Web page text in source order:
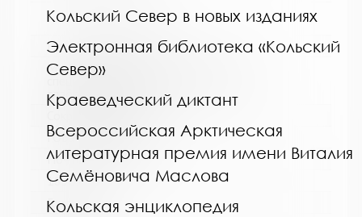
Кольский Север в новых изданиях
Электронная библиотека «Кольский
Север»
Краеведческий диктант
Всероссийская Арктическая
литературная премия имени Виталия
Семёновича Маслова
Кольская энциклопедия
Название библиотеки:
Мурманская горственная областная
специальная библиотека для слепых и
слабовидящих
ГОБУК МГОСБСС
Почтовый индекс:
183052
Город: